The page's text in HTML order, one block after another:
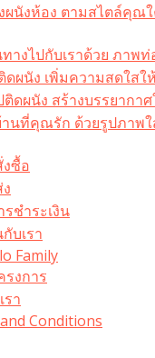
นังห้อง ตามสไตล์คุณใ
างไปกับเราด้วย ภาพท่
ดผนัง เพิ่มความสดใส
ติดผนัง สร้างบรรยากา
านที่คุณรัก ด้วยรูปภาพ
ซื้อ
ชำระเงิน
บเรา
Family
งการ
รา
Conditions